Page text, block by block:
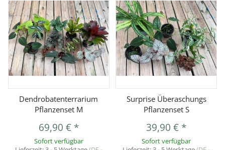
Dendrobatenterrarium
Pflanzenset M
69,90 € *
Sofort verfügbar
Surprise Überaschungs
Pflanzenset S
39,90 € *
Sofort verfügbar